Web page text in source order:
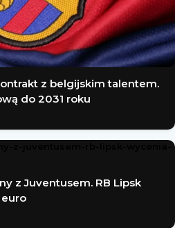
z belgijskim talentem.
do 2031 roku
z Juventusem. RB Lipsk